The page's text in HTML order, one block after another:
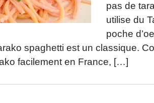
pas de
utilise du
poche
spaghetti est un classique.
facilement en France, […]